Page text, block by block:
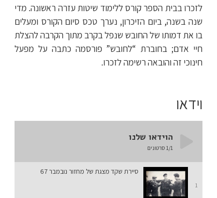
לזכרו בבית הספר קורס ללימוד שיטות עזרה ראשונה. מדי
שנה בשנה, ביום הזיכרון, נערך טכס סיום הקורס ומעלים
בו את דמותו של החובש שנפל בקרב מתוך הקרבה להצלת
חיי אדם; בחוברת “לחובש” פורסמה כתבה על מפעל
חינוכי זה והובאה רשימה לזכרו.
וידאו
הוידאו שלנו
1/1 סרטונים
1
סיירת שקד מצגת של מחזור נובמבר 67